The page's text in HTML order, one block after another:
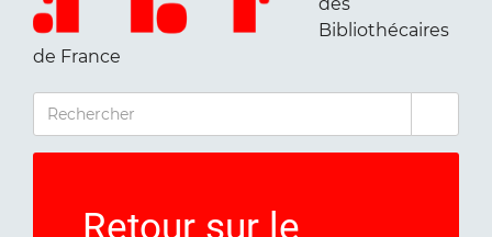
Bibliothécaires
de France
RECHERCHER
Retour sur le